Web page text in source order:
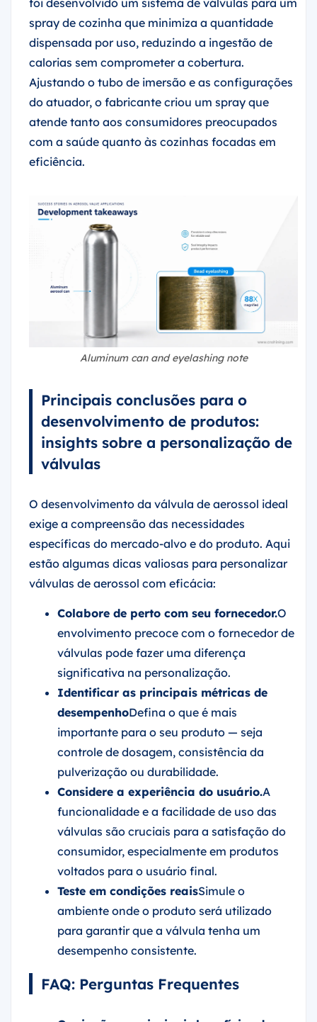
foi desenvolvido um sistema de válvulas para um
spray de cozinha que minimiza a quantidade
dispensada por uso, reduzindo a ingestão de
calorias sem comprometer a cobertura.
Ajustando o tubo de imersão e as configurações
do atuador, o fabricante criou um spray que
atende tanto aos consumidores preocupados
com a saúde quanto às cozinhas focadas em
eficiência.
Aluminum can and eyelashing note
Principais conclusões para o
desenvolvimento de produtos:
insights sobre a personalização de
válvulas
O desenvolvimento da válvula de aerossol ideal
exige a compreensão das necessidades
específicas do mercado-alvo e do produto. Aqui
estão algumas dicas valiosas para personalizar
válvulas de aerossol com eficácia:
Colabore de perto com seu fornecedor.O
envolvimento precoce com o fornecedor de
válvulas pode fazer uma diferença
significativa na personalização.
Identificar as principais métricas de
desempenhoDefina o que é mais
importante para o seu produto — seja
controle de dosagem, consistência da
pulverização ou durabilidade.
Considere a experiência do usuário.A
funcionalidade e a facilidade de uso das
válvulas são cruciais para a satisfação do
consumidor, especialmente em produtos
voltados para o usuário final.
Teste em condições reaisSimule o
ambiente onde o produto será utilizado
para garantir que a válvula tenha um
desempenho consistente.
FAQ: Perguntas Frequentes